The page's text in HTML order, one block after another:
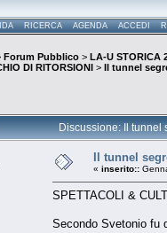
RICERCA AGENDA ACCEDI
Forum Pubblico > LA-U STORICA
DI RITORSIONI
> Il tunnel
Discussione: Il tunnel
Il tunnel
« inserito::
SPETTACOLI &
Secondo Svetonio fu